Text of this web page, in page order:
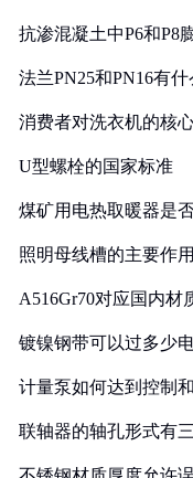
抗渗混凝土中P6和P8
法兰PN25和PN16有什
消费者对洗衣机的核
U型螺栓的国家标准
煤矿用电热取暖器是
照明母线槽的主要作
A516Gr70对应国内材
镀镍钢带可以过多少
计量泵如何达到控制
联轴器的轴孔形式有